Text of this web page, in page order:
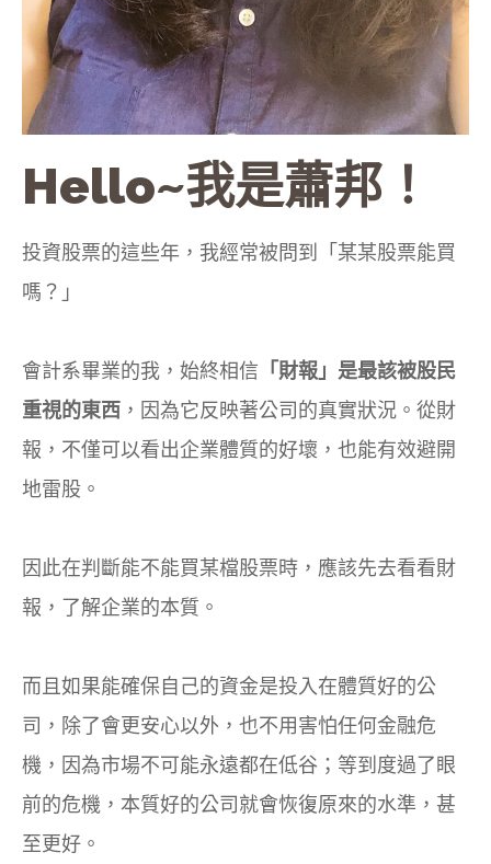
Hello~我是蕭邦！
投資股票的這些年，我經常被問到「某某股票能買
嗎？」
會計系畢業的我，始終相信 「財報」是最該被股民
重視的東西 ，因為它反映著公司的真實狀況。從財
報，不僅可以看出企業體質的好壞，也能有效避開
地雷股。
因此在判斷能不能買某檔股票時，應該先去看看財
報，了解企業的本質。
而且如果能確保自己的資金是投入在體質好的公
司，除了會更安心以外，也不用害怕任何金融危
機，因為市場不可能永遠都在低谷；等到度過了眼
前的危機，本質好的公司就會恢復原來的水準，甚
至更好。